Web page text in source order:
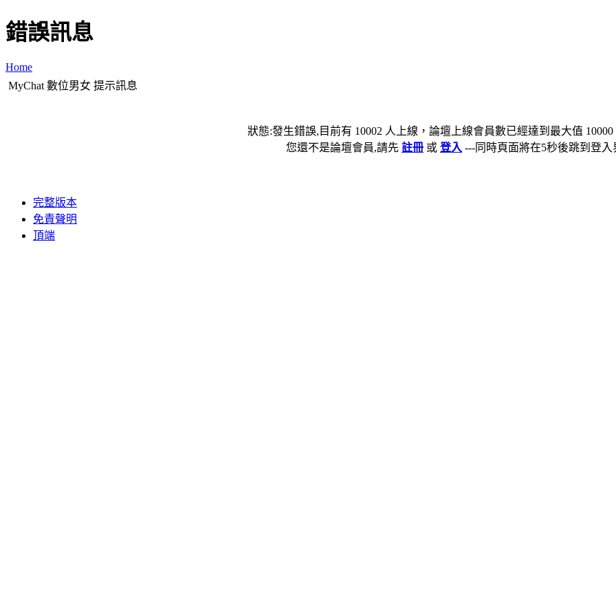
錯誤訊息
Home
MyChat 數位男女 提示訊息
狀態:發生錯誤,目前有 10002 人上線，論壇上線會員數已經達到最大值
您還不是論壇會員,請先 註冊 或 登入 ---同時頁面將在5秒後跳到登入
完整版本
免責聲明
頂端